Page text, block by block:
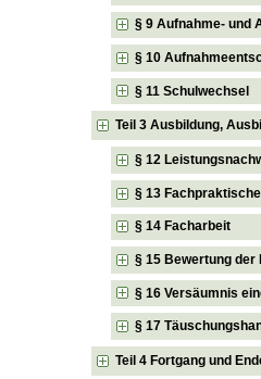
§ 9 Aufnahme- und
§ 10
§ 11 Schulwechsel
Teil 3 Ausbildung,
§ 12
§ 13
§ 14 Facharbeit
§ 15 Bewertung der
§ 16 Versäumnis
§ 17
Teil 4 Fortgang und